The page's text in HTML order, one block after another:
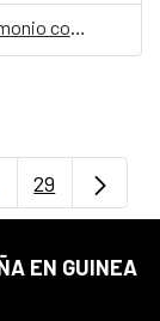
Laboratorio de Recursos Orales: El matrimonio consuetudinario ndowé
to navigate.
Page
29
EN GUINEA